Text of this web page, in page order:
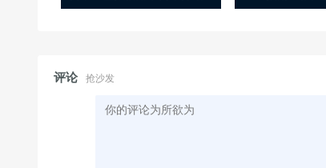
评论 抢沙发